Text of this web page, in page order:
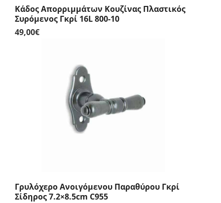
Κάδος Απορριμμάτων Κουζίνας Πλαστικός
Συρόμενος Γκρί 16L 800-10
49,00€
Γρυλόχερο Ανοιγόμενου Παραθύρου Γκρί
Σίδηρος 7.2×8.5cm C955